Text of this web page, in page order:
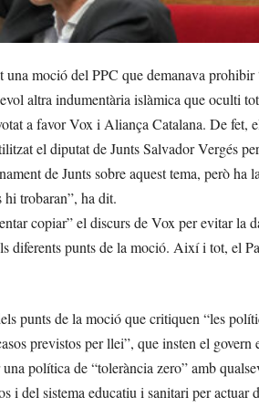
moció del PPC que demanava
altra indumentària islàmica que oculti
a favor Vox i Aliança Catalana. De fet,
el diputat de Junts Salvador Vergés
de Junts sobre aquest tema, però ha
trobaran”, ha dit.
copiar” el discurs de Vox per evitar la
diferents punts de la moció. Així i tot, el
punts de la moció que critiquen “les
previstos per llei”, que insten el govern
política de “tolerància zero” amb
i del sistema educatiu i sanitari per actuar